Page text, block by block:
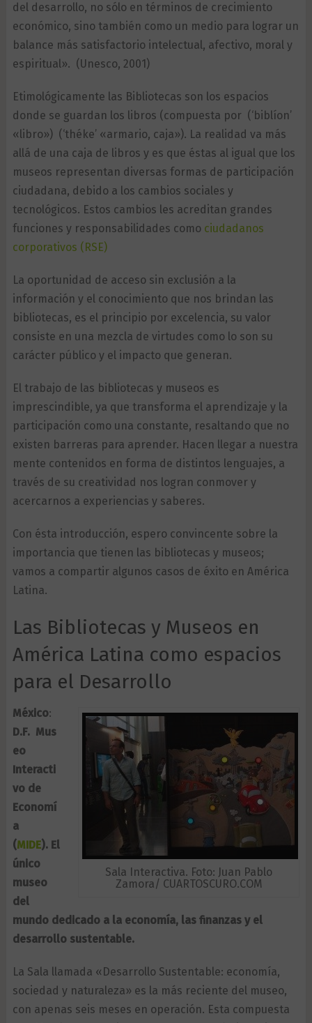
del desarrollo, no sólo en términos de crecimiento
económico, sino también como un medio para lograr un
balance más satisfactorio intelectual, afectivo, moral y
espiritual». (Unesco, 2001)
Etimológicamente las Bibliotecas son los espacios
donde se guardan los libros (compuesta por (‘biblíon’
«libro») (‘théke’ «armario, caja»). La realidad va más
allá de una caja de libros y es que éstas al igual que los
museos representan diversas formas de participación
ciudadana, debido a los cambios sociales y
tecnológicos. Estos cambios les acreditan grandes
funciones y responsabilidades comociudadanos
corporativos (RSE)
La oportunidad de acceso sin exclusión a la
información y el conocimiento que nos brindan las
bibliotecas, es el principio por excelencia, su valor
consiste en una mezcla de virtudes como lo son su
carácter público y el impacto que generan.
El trabajo de las bibliotecas y museos es
imprescindible, ya que transforma el aprendizaje y la
participación como una constante, resaltando que no
existen barreras para aprender. Hacen llegar a nuestra
mente contenidos en forma de distintos lenguajes, a
través de su creatividad nos logran conmover y
acercarnos a experiencias y saberes.
Con ésta introducción, espero convincente sobre la
importancia que tienen las bibliotecas y museos;
vamos a compartir algunos casos de éxito en América
Latina.
Las Bibliotecas y Museos en
América Latina como espacios
para el Desarrollo
Sala Interactiva. Foto: Juan Pablo
Zamora/ CUARTOSCURO.COM
México:
D.F. Mus
eo
Interacti
vo de
Economí
a
(MIDE). El
único
museo
del
mundo dedicado a la economía, las finanzas y el
desarrollo sustentable.
La Sala llamada «Desarrollo Sustentable: economía,
sociedad y naturaleza» es la más reciente del museo,
con apenas seis meses en operación. Esta compuesta